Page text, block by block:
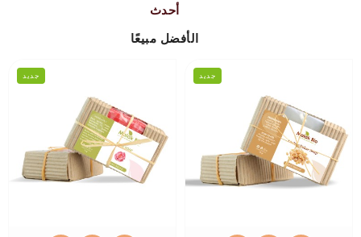
أحدث
الأفضل مبيعًا
جديد جديد